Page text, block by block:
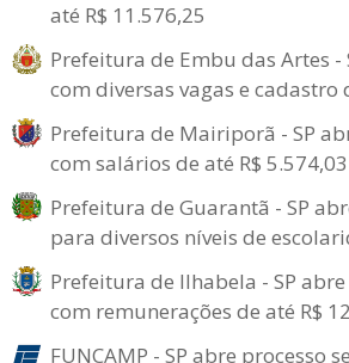
até R$ 11.576,25
Prefeitura de Embu das Artes -
com diversas vagas e cadastro
Prefeitura de Mairiporã - SP
com salários de até R$ 5.574,03
Prefeitura de Guarantã - SP
para diversos níveis de
Prefeitura de Ilhabela - SP
com remunerações de até R$
FUNCAMP - SP abre processo